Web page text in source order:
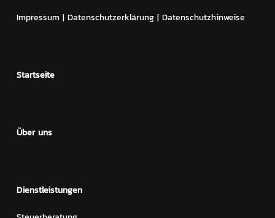
Impressum| Datenschutzerklärung| Datenschutzhinweise
Startseite
Über uns
Dienstleistungen